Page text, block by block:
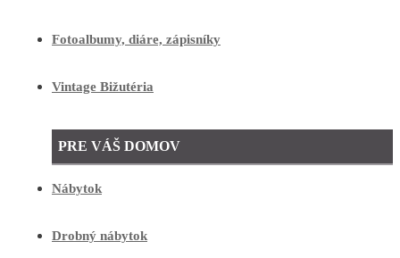
Fotoalbumy, diáre, zápisníky
Vintage Bižutéria
PRE VÁŠ DOMOV
Nábytok
Drobný nábytok